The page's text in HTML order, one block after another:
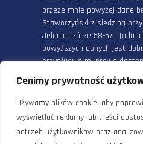
Cenimy prywatność
Używamy plików cookie, aby
wyświetlać reklamy lub treści
potrzeb użytkowników oraz
przeze mnie powyżej dane
Staworzyński z siedzibą
Jeleniej Górze 58-570
powyższych danych jest
przysługuje mi prawo
poprawienia, a powyższa
czasie.